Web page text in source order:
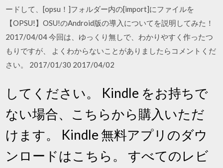
ードして、[opsu！]フォルダー内の[import]にファイルを
【OPSU!】OSU!のAndroid版の導入についてを説明してみた！
2017/04/04 今回は、ゆっくり無しで、わかりやすく作ったつ
もりですが、 よくわからないことがありましたらコメントくだ
さい。 2017/01/30 2017/04/02
してください。 Kindle をお持ちで
ない場合、こちらから購入いただ
けます。 Kindle 無料アプリのダウ
ンロードはこちら。 すべてのレビ